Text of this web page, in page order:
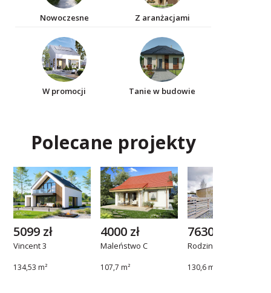
Nowoczesne Z aranżacjami
W promocji Tanie w budowie
Polecane projekty
Vincent 3
134,53 m²
5099 zł
Maleństwo C
107,7 m²
4000 zł
Rodzinny 2
130,6 m²
7630 zł